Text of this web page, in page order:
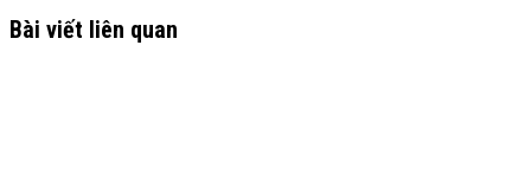
Bài viết liên quan